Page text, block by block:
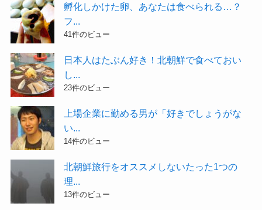
孵化しかけた卵、あなたは食べられる…？
フ...
41件のビュー
日本人はたぶん好き！北朝鮮で食べておい
し...
23件のビュー
上場企業に勤める男が「好きでしょうがな
い...
14件のビュー
北朝鮮旅行をオススメしないたった1つの
理...
13件のビュー